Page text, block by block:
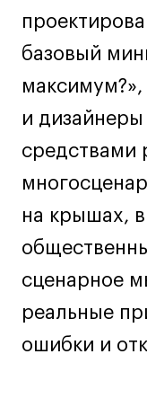
Маркетинг
Контент
Иллюстрация
Интерьер
Онлайн
Маркетинг и
Искусство
Фотография
базовый
максимум?»,
и
средствами
на крышах,
сценарное
реальные
ошибки и